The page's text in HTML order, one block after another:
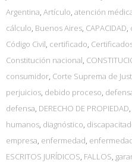
Argentina, Artículo, atención
cálculo, Buenos Aires, CAPACIDAD,
Código Civil, certificado,
Constitución nacional,
consumidor, Corte Suprema de
perjuicios, debido proceso,
defensa, DERECHO DE PROPIEDAD,
humanos, diagnóstico,
empresa, enfermedad,
ESCRITOS JURÍDICOS, FALLOS,